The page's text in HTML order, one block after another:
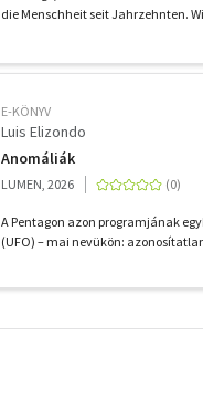
die Menschheit seit Jahrzehnten.
E-KÖNYV
Luis Elizondo
Anomáliák
LUMEN, 2026
A Pentagon azon programjának
(UFO) – mai nevükön: